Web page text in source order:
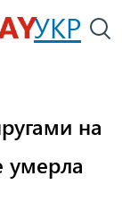
УКР
на
умерла